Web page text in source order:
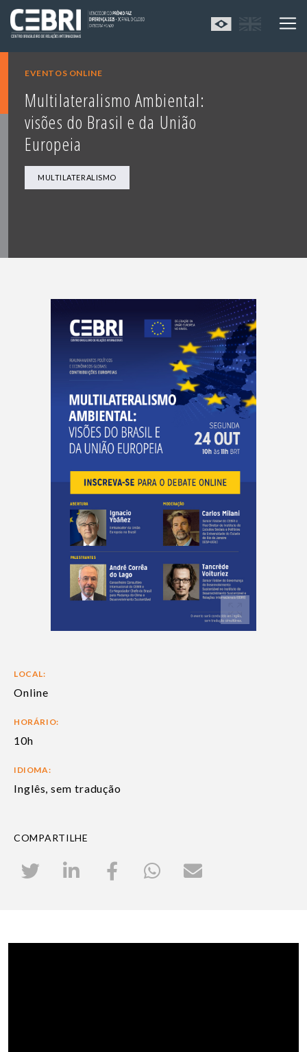
EVENTOS ONLINE
Multilateralismo Ambiental:
visões do Brasil e da União
Europeia
MULTILATERALISMO
LOCAL:
Online
HORÁRIO:
10h
IDIOMA:
Inglês, sem tradução
COMPARTILHE